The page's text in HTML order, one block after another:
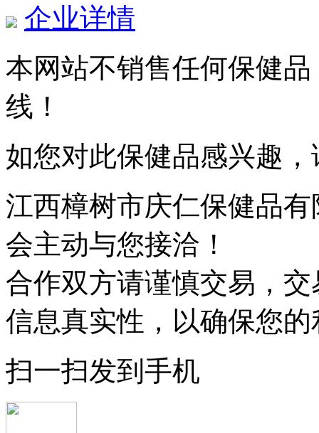
企业详情
本网站不销售任何保健
线！
如您对此保健品感兴趣
江西樟树市庆仁保健品有
会主动与您接洽！
合作双方请谨慎交易，
信息真实性，以确保您
扫一扫发到手机